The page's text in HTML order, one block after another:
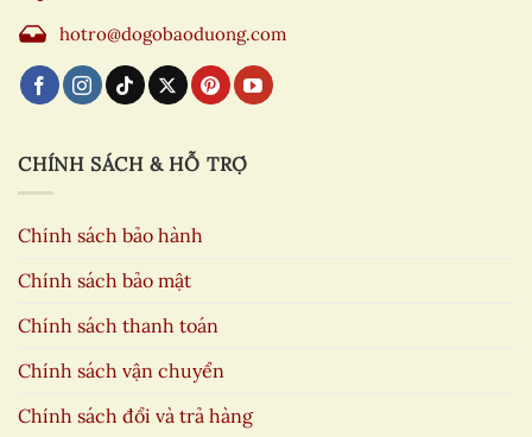
hotro@dogobaoduong.com
CHÍNH SÁCH & HỖ TRỢ
Chính sách bảo hành
Chính sách bảo mật
Chính sách thanh toán
Chính sách vận chuyển
Chính sách đổi và trả hàng